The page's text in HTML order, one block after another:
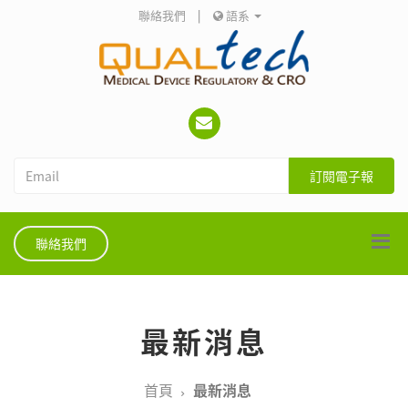
聯絡我們 | 語系
訂閱電子報
聯絡我們
最新消息
首頁 最新消息